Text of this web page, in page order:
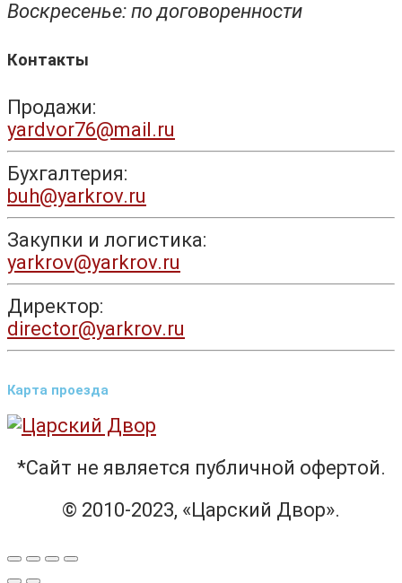
Воскресенье: по договоренности
Контакты
Продажи:
yardvor76@mail.ru
Бухгалтерия:
buh@yarkrov.ru
Закупки и логистика:
yarkrov@yarkrov.ru
Директор:
director@yarkrov.ru
Карта проезда
*Сайт не является публичной офертой.
© 2010-2023, «Царский Двор».